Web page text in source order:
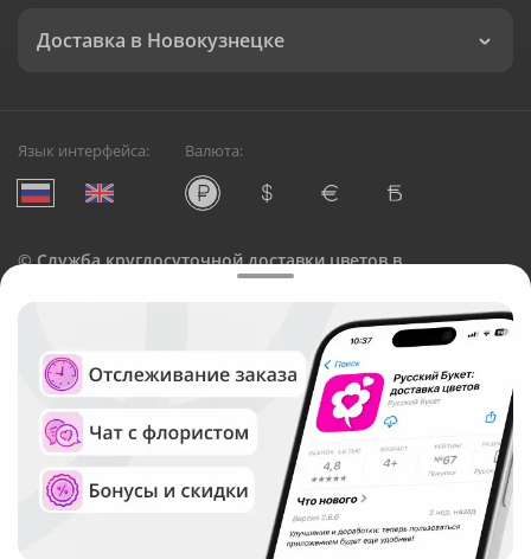
Доставка в Новокузнецке
Язык интерфейса: Валюта:
©Служба круглосуточной доставки цветов в
Русский Букет, 2026
Общество с ограниченной ответственностью «Технология»
ОГРН: 1195476081745, ИНН: 5410081997
Юридический адрес: г. Новосибирск, ул. Ипподромская,
д.42, оф. 3
Рейтинг Русского букета в г. Новокузнецк